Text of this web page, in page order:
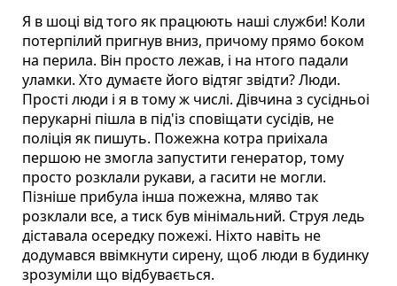
Я в шоці від того як працюють наші служби! Коли
потерпілий пригнув вниз, причому прямо боком
на перила. Він просто лежав, і на нтого падали
уламки. Хто думаєте його відтяг звідти? Люди.
Прості люди і я в тому ж числі. Дівчина з сусідньоі
перукарні пішла в під'із сповіщати сусідів, не
поліція як пишуть. Пожежна котра приіхала
першою не змогла запустити генератор, тому
просто розклали рукави, а гасити не могли.
Пізніше прибула інша пожежна, мляво так
розклали все, а тиск був мінімальний. Струя ледь
діставала осередку пожежі. Ніхто навіть не
додумався ввімкнути сирену, щоб люди в будинку
зрозуміли що відбувається.